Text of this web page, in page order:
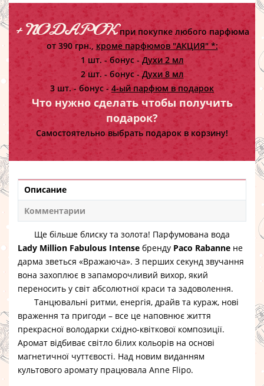
+ ПОДАРОКпри покупке любого парфюма
от 390 грн., кроме парфюмов "АКЦИЯ" *:
1 шт. - бонус - Духи 2 мл
2 шт. - бонус -Духи 8 мл
3 шт. - бонус - 4-ый парфюм в подарок
Что нужно сделать чтобы получить
подарок?
Самостоятельно выбрать подарок в корзину!
Описание
Комментарии
Ще більше блиску та золота! Парфумована вода
Lady Million Fabulous Intense бренду Paco Rabanne не
дарма зветься «Вражаюча». З перших секунд звучання
вона захоплює в запаморочливий вихор, який
переносить у світ абсолютної краси та задоволення.
Танцювальні ритми, енергія, драйв та кураж, нові
враження та пригоди – все це наповнює життя
прекрасної володарки східно-квіткової композиції.
Аромат відбиває світло білих кольорів на основі
магнетичної чуттєвості. Над новим виданням
культового аромату працювала Anne Flipo.